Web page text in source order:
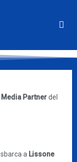
Media Partnerdel
sbarca a Lissone